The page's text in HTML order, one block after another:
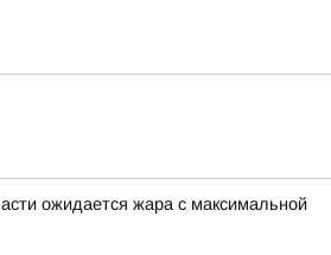
ожидается жара с максимальной